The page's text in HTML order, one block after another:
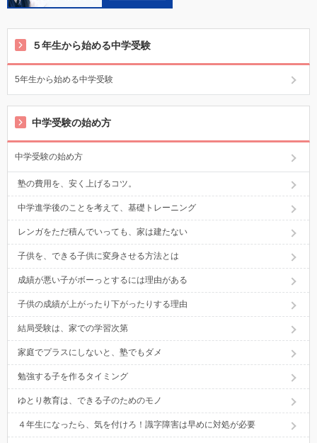
５年生から始める中学受験
5年生から始める中学受験
中学受験の始め方
中学受験の始め方
塾の費用を、安く上げるコツ。
中学進学後のことを考えて、基礎トレーニング
レンガをただ積んでいっても、家は建たない
子供を、できる子供に変身させる方法とは
成績が悪い子がボーっとするには理由がある
子供の成績が上がったり下がったりする理由
結局受験は、家での学習次第
家庭でプラスにしないと、塾でもダメ
勉強する子を作るタイミング
ゆとり教育は、できる子のためのモノ
４年生になったら、気を付けろ！識字障害は早めに対処が必要